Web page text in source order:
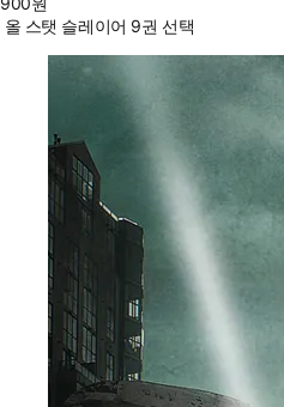
올 스탯 슬레이어 9권 선택